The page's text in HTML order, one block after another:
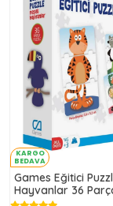
KARGO
BEDAVA
Games Eğitici
Hayvanlar 36